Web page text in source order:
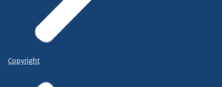
Copyright